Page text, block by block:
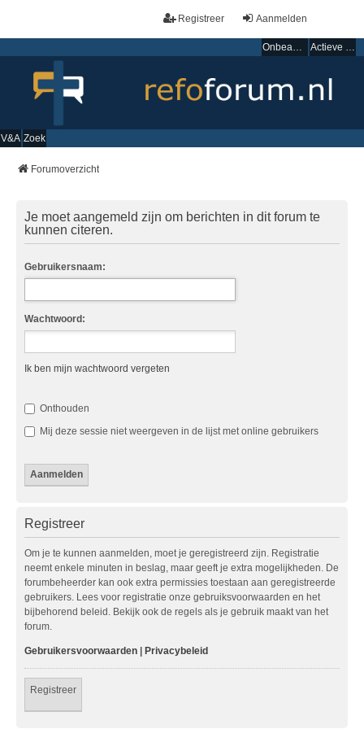
Aanmelden
Registreer
Onbeantwoorde onderwerpen Actieve onderwerpen
V&A Zoek
Forumoverzicht
Je moet aangemeld zijn om berichten in dit forum te
kunnen citeren.
Gebruikersnaam:
Wachtwoord:
Ik ben mijn wachtwoord vergeten
Onthouden
Mij deze sessie niet weergeven in de lijst met online gebruikers
Registreer
Om je te kunnen aanmelden, moet je geregistreerd zijn. Registratie
neemt enkele minuten in beslag, maar geeft je extra mogelijkheden. De
forumbeheerder kan ook extra permissies toestaan aan geregistreerde
gebruikers. Lees voor registratie onze gebruiksvoorwaarden en het
bijbehorend beleid. Bekijk ook de regels als je gebruik maakt van het
forum.
Gebruikersvoorwaarden | Privacybeleid
Registreer